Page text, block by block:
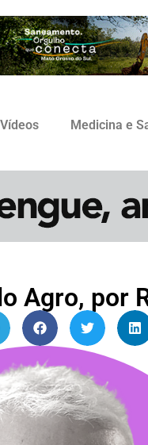
Medicina e
Agro, por